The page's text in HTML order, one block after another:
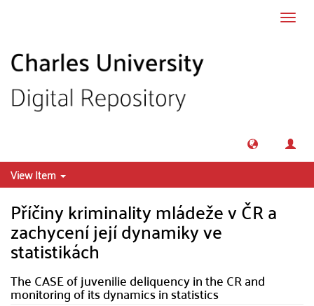
View Item
Příčiny kriminality mládeže v ČR a
zachycení její dynamiky ve
statistikách
The CASE of juvenilie deliquency in the CR and
monitoring of its dynamics in statistics